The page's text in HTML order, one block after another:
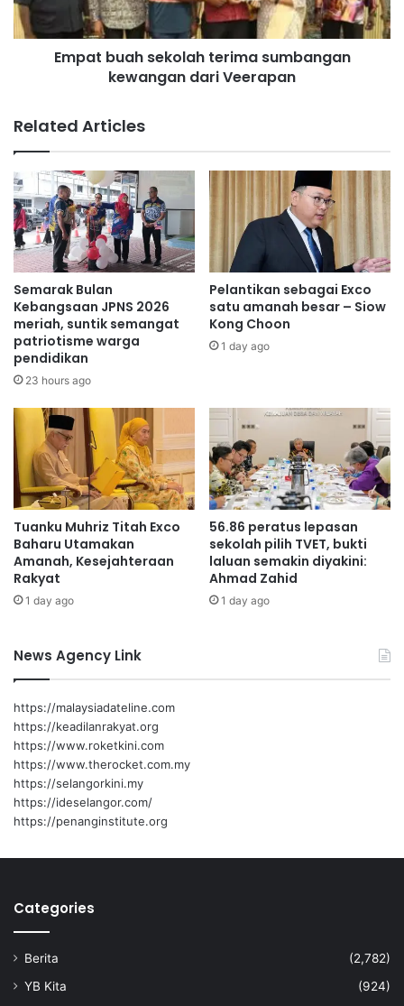
y
a
d
a
p
o
p
u
l
r
j
a
m
i
k
e
p
e
n
t
i
n
g
a
n
o
n
a
h
l
a
h
t
e
r
i
m
a
s
u
m
b
a
g
a
n
k
e
w
a
n
g
a
n
r
i
V
e
e
r
a
p
a
Empat buah sekolah terima sumbangan
kewangan dari Veerapan
Related Articles
Semarak Bulan
Kebangsaan JPNS 2026
meriah, suntik semangat
patriotisme warga
pendidikan
23 hours ago
Pelantikan sebagai Exco
satu amanah besar – Siow
Kong Choon
1 day ago
Tuanku Muhriz Titah Exco
Baharu Utamakan
Amanah, Kesejahteraan
Rakyat
1 day ago
56.86 peratus lepasan
sekolah pilih TVET, bukti
laluan semakin diyakini:
Ahmad Zahid
1 day ago
News Agency Link
https://malaysiadateline.com
https://keadilanrakyat.org
https://www.roketkini.com
https://www.therocket.com.my
https://selangorkini.my
https://ideselangor.com/
https://penanginstitute.org
Categories
Berita
(2,782)
YB Kita
(924)